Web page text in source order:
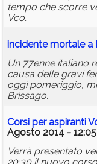
tempo che scorre
Vco.
incidentemortale a
Un 77enne italiano
causa delle gravi
oggi pomeriggio,
Brissago.
Corsi per aspiranti
Agosto 2014 - 12:05
Verrà presentato